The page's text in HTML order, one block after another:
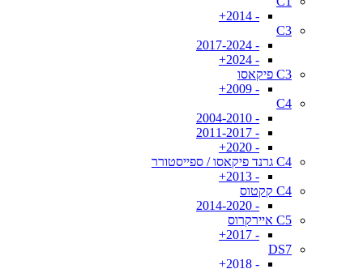
- 2014+
C3
- 2017-2024
- 2024+
C3 פיקאסו
- 2009+
C4
- 2004-2010
- 2011-2017
- 2020+
C4 גרנד פיקאסו / ספייסטורר
- 2013+
C4 קקטוס
- 2014-2020
C5 איירקרוס
- 2017+
DS7
- 2018+